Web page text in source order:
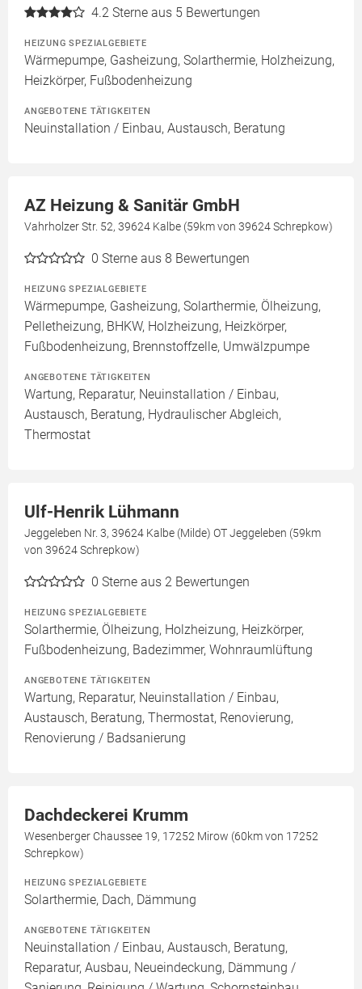
4.2 Sterne aus 5 Bewertungen
HEIZUNG SPEZIALGEBIETE
Wärmepumpe, Gasheizung, Solarthermie, Holzheizung,
Heizkörper, Fußbodenheizung
ANGEBOTENE TÄTIGKEITEN
Neuinstallation / Einbau, Austausch, Beratung
AZ Heizung & Sanitär GmbH
Vahrholzer Str. 52, 39624 Kalbe (59km von 39624 Schrepkow)
0 Sterne aus 8 Bewertungen
HEIZUNG SPEZIALGEBIETE
Wärmepumpe, Gasheizung, Solarthermie, Ölheizung,
Pelletheizung, BHKW, Holzheizung, Heizkörper,
Fußbodenheizung, Brennstoffzelle, Umwälzpumpe
ANGEBOTENE TÄTIGKEITEN
Wartung, Reparatur, Neuinstallation / Einbau,
Austausch, Beratung, Hydraulischer Abgleich,
Thermostat
Ulf-Henrik Lühmann
Jeggeleben Nr. 3, 39624 Kalbe (Milde) OT Jeggeleben (59km
von 39624 Schrepkow)
0 Sterne aus 2 Bewertungen
HEIZUNG SPEZIALGEBIETE
Solarthermie, Ölheizung, Holzheizung, Heizkörper,
Fußbodenheizung, Badezimmer, Wohnraumlüftung
ANGEBOTENE TÄTIGKEITEN
Wartung, Reparatur, Neuinstallation / Einbau,
Austausch, Beratung, Thermostat, Renovierung,
Renovierung / Badsanierung
Dachdeckerei Krumm
Wesenberger Chaussee 19, 17252 Mirow (60km von 17252
Schrepkow)
HEIZUNG SPEZIALGEBIETE
Solarthermie, Dach, Dämmung
ANGEBOTENE TÄTIGKEITEN
Neuinstallation / Einbau, Austausch, Beratung,
Reparatur, Ausbau, Neueindeckung, Dämmung /